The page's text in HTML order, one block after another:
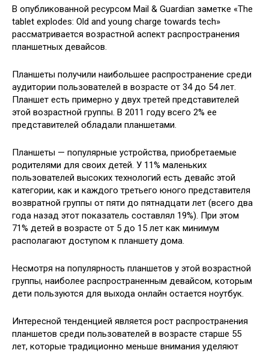
В опубликованной ресурсом Mail & Guardian заметке «The
tablet explodes: Old and young charge towards tech»
рассматривается возрастной аспект распространения
планшетных девайсов.
Планшеты получили наибольшее распространение среди
аудитории пользователей в возрасте от 34 до 54 лет.
Планшет есть примерно у двух третей представителей
этой возрастной группы. В 2011 году всего 2% ее
представителей обладали планшетами.
Планшеты — популярные устройства, приобретаемые
родителями для своих детей. У 11% маленьких
пользователей высоких технологий есть девайс этой
категории, как и каждого третьего юного представителя
возвратной группы от пяти до пятнадцати лет (всего два
года назад этот показатель составлял 19%). При этом
71% детей в возрасте от 5 до 15 лет как минимум
располагают доступом к планшету дома.
Несмотря на популярность планшетов у этой возрастной
группы, наиболее распространенным девайсом, которым
дети пользуются для выхода онлайн остается ноутбук.
Интересной тенденцией является рост распространения
планшетов среди пользователей в возрасте старше 55
лет, которые традиционно меньше внимания уделяют